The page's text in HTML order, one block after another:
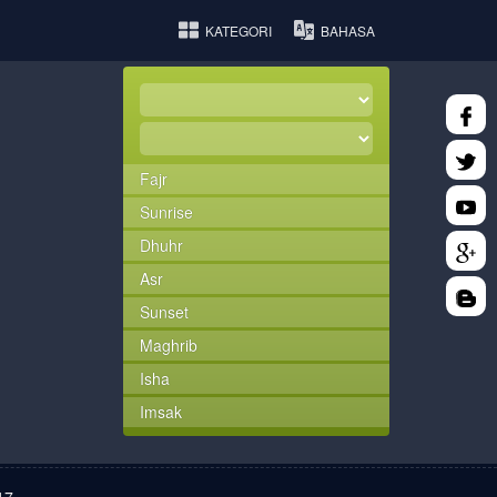
KATEGORI BAHASA
Fajr
Sunrise
Dhuhr
Asr
Sunset
Maghrib
Isha
Imsak